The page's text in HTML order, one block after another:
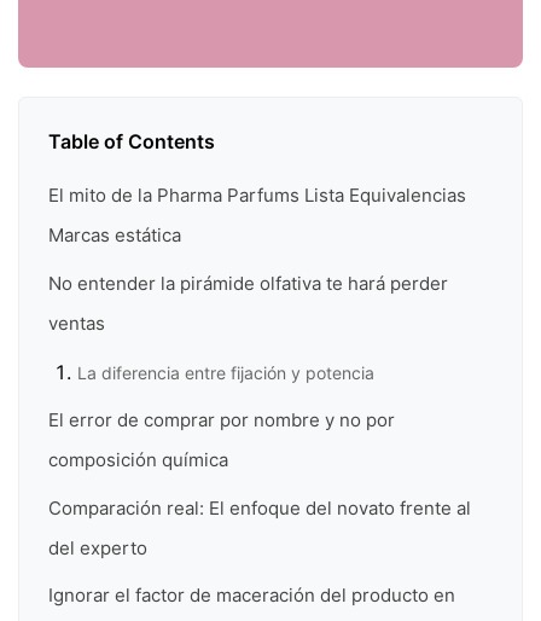
Table of Contents
El mito de la Pharma Parfums Lista Equivalencias
Marcas estática
No entender la pirámide olfativa te hará perder
ventas
La diferencia entre fijación y potencia
El error de comprar por nombre y no por
composición química
Comparación real: El enfoque del novato frente al
del experto
Ignorar el factor de maceración del producto en